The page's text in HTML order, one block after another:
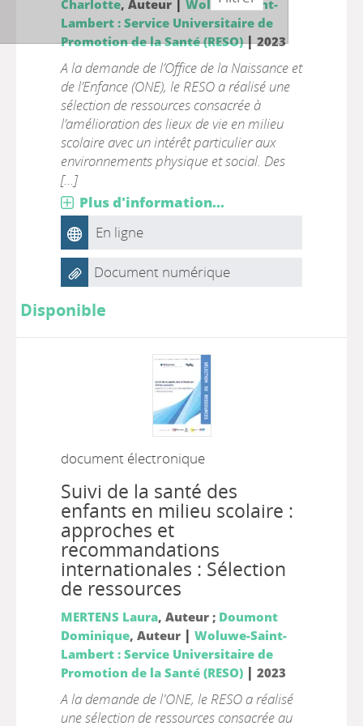
Charlotte, Auteur
Woluwe-Saint-
Lambert : Service Universitaire de
Promotion de la Santé (RESO)|2023
A la demande de l’Office de la Naissance et
de l’Enfance (ONE), le RESO a réalisé une
sélection de ressources consacrée à
l’amélioration des lieux de vie en milieu
scolaire avec un intérêt particulier aux
environnements physique et social. Des
[...]
Plus d'information...
En ligne
Document numérique
Disponible
document électronique
Suivi de la santé des
enfants en milieu scolaire :
approches et
recommandations
internationales : Sélection
de ressources
MERTENS Laura, Auteur ; Doumont
Dominique, Auteur | Woluwe-Saint-
Lambert : Service Universitaire de
Promotion de la Santé (RESO)| 2023
A la demande de l'ONE, le RESO a réalisé
une sélection de ressources consacrée au